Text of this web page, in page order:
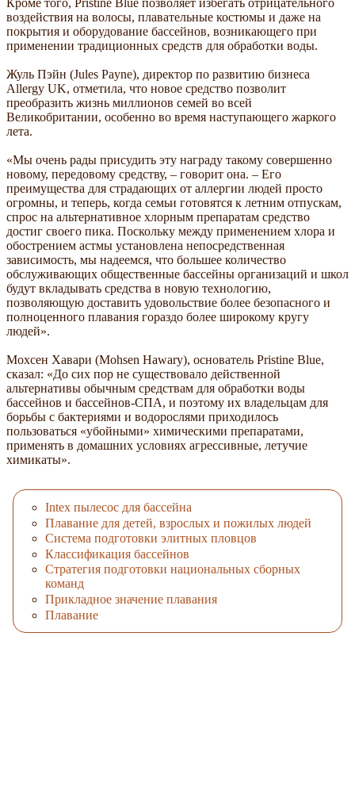
воздействия на волосы, плавательные костюмы и даже на
покрытия и оборудование бассейнов, возникающего при
применении традиционных средств для обработки воды.
Жуль Пэйн (Jules Payne), директор по развитию бизнеса
Allergy UK, отметила, что новое средство позволит
преобразить жизнь миллионов семей во всей
Великобритании, особенно во время наступающего жаркого
лета.
«Мы очень рады присудить эту награду такому совершенно
новому, передовому средству, – говорит она. – Его
преимущества для страдающих от аллергии людей просто
огромны, и теперь, когда семьи готовятся к летним отпускам,
спрос на альтернативное хлорным препаратам средство
достиг своего пика. Поскольку между применением хлора и
обострением астмы установлена непосредственная
зависимость, мы надеемся, что большее количество
обслуживающих общественные бассейны организаций и школ
будут вкладывать средства в новую технологию,
позволяющую доставить удовольствие более безопасного и
полноценного плавания гораздо более широкому кругу
людей».
Мохсен Хавари (Mohsen Hawary), основатель Pristine Blue,
сказал: «До сих пор не существовало действенной
альтернативы обычным средствам для обработки воды
бассейнов и бассейнов-СПА, и поэтому их владельцам для
борьбы с бактериями и водорослями приходилось
пользоваться «убойными» химическими препаратами,
применять в домашних условиях агрессивные, летучие
химикаты».
Intex пылесос для бассейна
Плавание для детей, взрослых и пожилых людей
Система подготовки элитных пловцов
Классификация бассейнов
Стратегия подготовки национальных сборных
команд
Прикладное значение плавания
Плавание